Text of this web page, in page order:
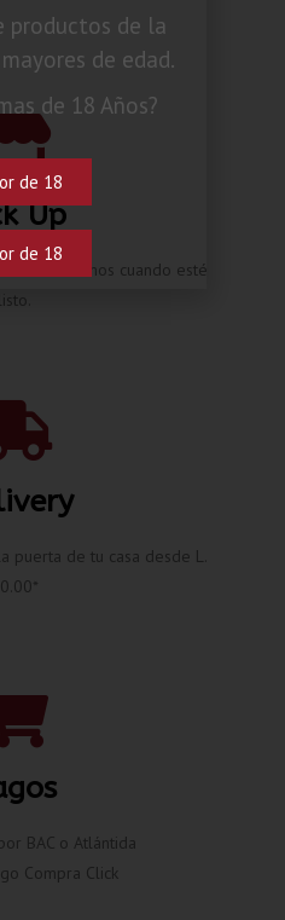
Up
cuando esté
listo.
puerta de tu casa desde L.
BAC o Atlántida
Compra Click
productos de la
de edad.
de 18 Años?
de 18
de 18